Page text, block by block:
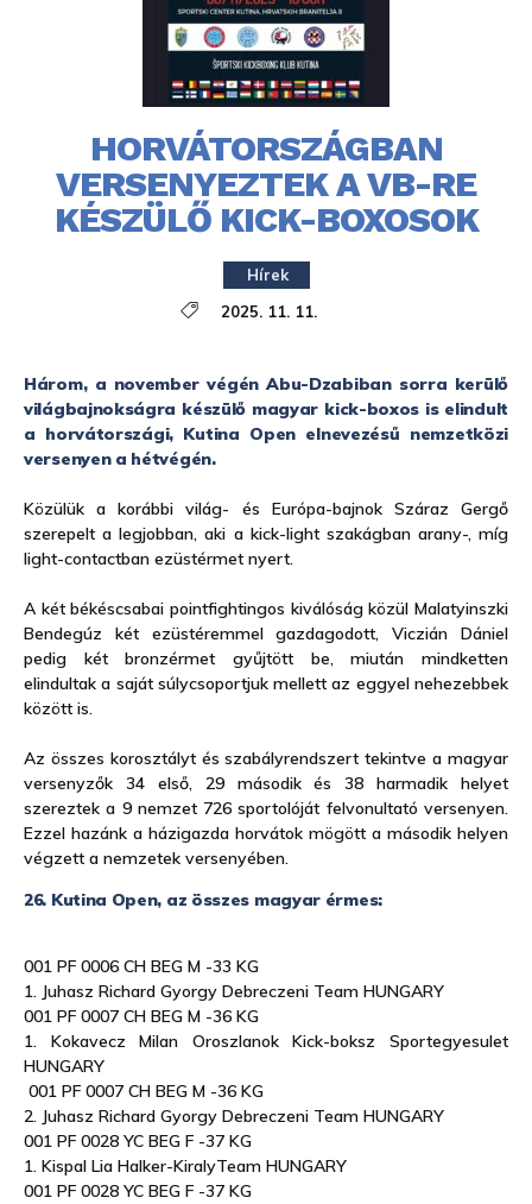
HORVÁTORSZÁGBAN
VERSENYEZTEK A VB-RE
KÉSZÜLŐ KICK-BOXOSOK
Hírek
2025. 11. 11.
Három, a november végén Abu-Dzabiban sorra kerülő
világbajnokságra készülő magyar kick-boxos is elindult
a horvátországi, Kutina Open elnevezésű nemzetközi
versenyen a hétvégén.
Közülük a korábbi világ- és Európa-bajnok Száraz Gergő
szerepelt a legjobban, aki a kick-light szakágban arany-, míg
light-contactban ezüstérmet nyert.
A két békéscsabai pointfightingos kiválóság közül Malatyinszki
Bendegúz két ezüstéremmel gazdagodott, Viczián Dániel
pedig két bronzérmet gyűjtött be, miután mindketten
elindultak a saját súlycsoportjuk mellett az eggyel nehezebbek
között is.
Az összes korosztályt és szabályrendszert tekintve a magyar
versenyzők 34 első, 29 második és 38 harmadik helyet
szereztek a 9 nemzet 726 sportolóját felvonultató versenyen.
Ezzel hazánk a házigazda horvátok mögött a második helyen
végzett a nemzetek versenyében.
26. Kutina Open, az összes magyar érmes:
001 PF 0006 CH BEG M -33 KG
1. Juhasz Richard Gyorgy Debreczeni Team HUNGARY
001 PF 0007 CH BEG M -36 KG
1. Kokavecz Milan Oroszlanok Kick-boksz Sportegyesulet
HUNGARY
001 PF 0007 CH BEG M -36 KG
2. Juhasz Richard Gyorgy Debreczeni Team HUNGARY
001 PF 0028 YC BEG F -37 KG
1. Kispal Lia Halker-KiralyTeam HUNGARY
001 PF 0028 YC BEG F -37 KG